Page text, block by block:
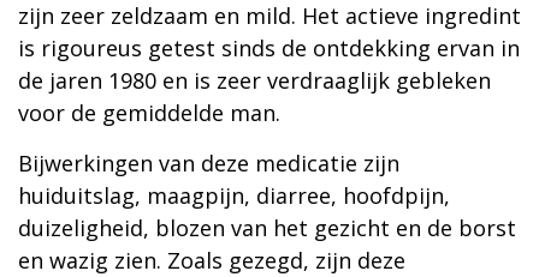
zijn zeer zeldzaam en mild. Het actieve ingredint
is rigoureus getest sinds de ontdekking ervan in
de jaren 1980 en is zeer verdraaglijk gebleken
voor de gemiddelde man.
Bijwerkingen van deze medicatie zijn
huiduitslag, maagpijn, diarree, hoofdpijn,
duizeligheid, blozen van het gezicht en de borst
en wazig zien. Zoals gezegd, zijn deze